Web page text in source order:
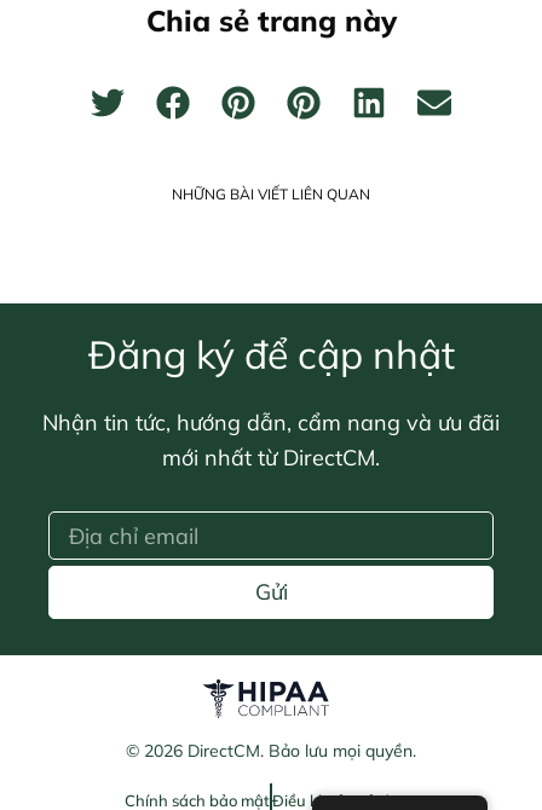
Chia sẻ trang này
NHỮNG BÀI VIẾT LIÊN QUAN
Đăng ký để cập nhật
Nhận tin tức, hướng dẫn, cẩm nang và ưu đãi
mới nhất từ DirectCM.
Gửi
© 2026 DirectCM. Bảo lưu mọi quyền.
Chính sách bảo mậtĐiều khoản sử dụng